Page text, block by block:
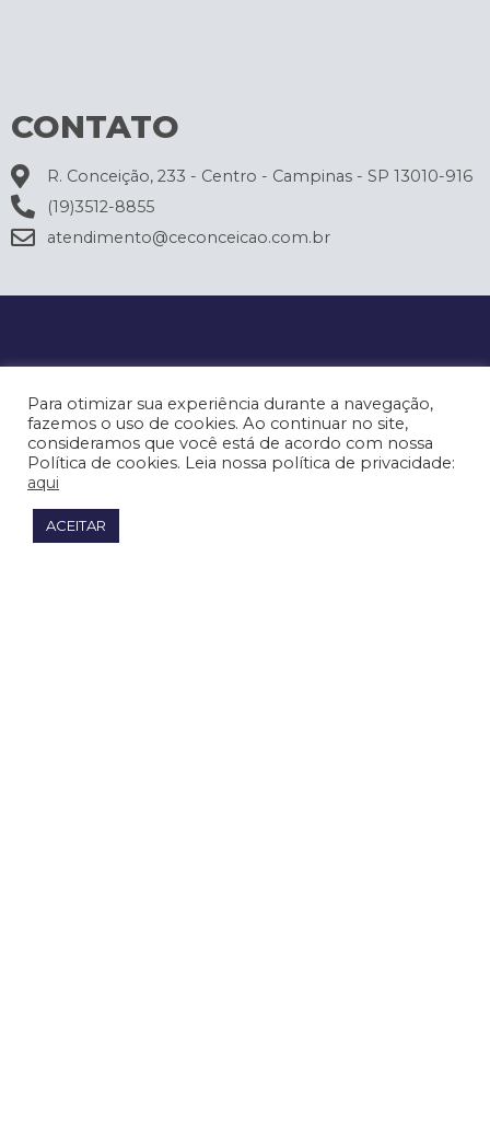
CONTATO
R. Conceição, 233 - Centro - Campinas - SP 13010-916
(19)3512-8855
atendimento@ceconceicao.com.br
Para otimizar sua experiência durante a navegação,
fazemos o uso de cookies. Ao continuar no site,
consideramos que você está de acordo com nossa
Política de cookies. Leia nossa política de privacidade:
aqui
ACEITAR